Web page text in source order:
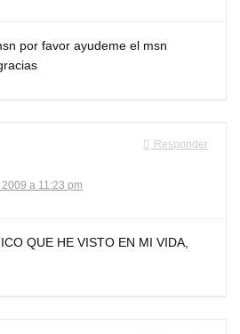
por favor ayudeme el msn
Responder
a 11:23 pm
QUE HE VISTO EN MI VIDA,